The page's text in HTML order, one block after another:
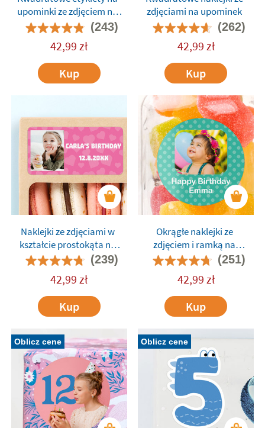
upominki ze zdjęciem na
przyjęcia (243)
42,99 zł
Kup
zdjęciami na upominek
(262)
42,99 zł
Kup
Naklejki ze zdjęciami w
kształcie prostokąta na
upominki na imprezę
(239)
42,99 zł
Kup
Okrągłe naklejki ze
zdjęciem i ramką na
urodziny (251)
42,99 zł
Kup
Oblicz cene Oblicz cene